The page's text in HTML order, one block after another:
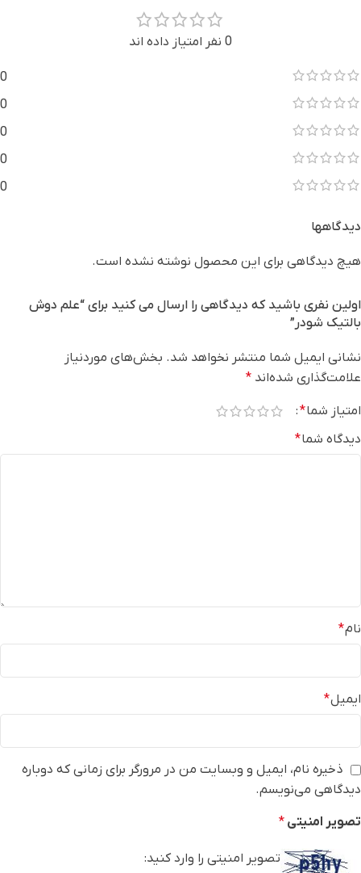
0 نفر امتیاز داده اند
0
0
0
0
0
دیدگاهها
هیچ دیدگاهی برای این محصول نوشته نشده است.
اولین نفری باشید که دیدگاهی را ارسال می کنید برای “علم دوش
بالتیک شودر”
نشانی ایمیل شما منتشر نخواهد شد. بخش‌های موردنیاز
علامت‌گذاری شده‌اند *
امتیاز شما*
دیدگاه شما*
نام*
ایمیل*
ذخیره نام، ایمیل و وبسایت من در مرورگر برای زمانی که دوباره
دیدگاهی می‌نویسم.
تصویر امنیتی *
تصویر امنیتی را وارد کنید: